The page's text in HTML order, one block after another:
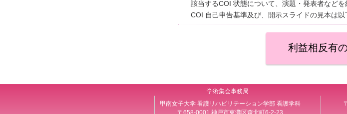
該当するCOI 状態について、演題・発表者など
COI 自己申告基準及び、開示スライドの見本は以
利益相反有
学術集会事務局
甲南女子大学 看護リハビリテーション学部 看護学科
〒658-0001 神戸市東灘区森北町6-2-23